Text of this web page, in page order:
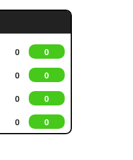
0 0
0 0
0 0
0 0